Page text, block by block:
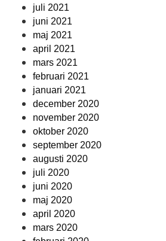
juli 2021
juni 2021
maj 2021
april 2021
mars 2021
februari 2021
januari 2021
december 2020
november 2020
oktober 2020
september 2020
augusti 2020
juli 2020
juni 2020
maj 2020
april 2020
mars 2020